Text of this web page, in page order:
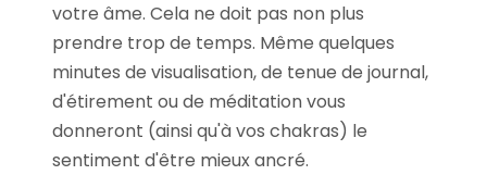
votre âme. Cela ne doit pas non plus
prendre trop de temps. Même quelques
minutes de visualisation, de tenue de journal,
d'étirement ou de méditation vous
donneront (ainsi qu'à vos chakras) le
sentiment d'être mieux ancré.